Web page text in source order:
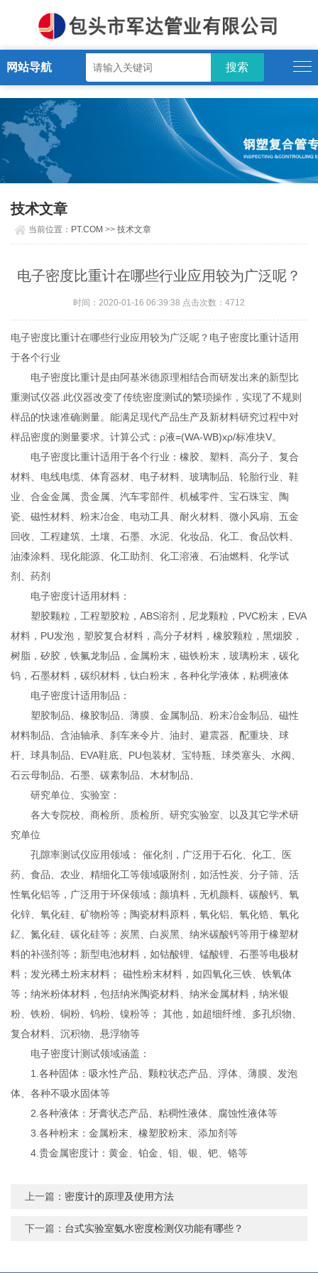
PT.COM
网站导航
技术文章
当前位置： PT.COM >>技术文章
电子密度比重计在哪些行业应用较为广泛呢？
时间：2020-01-16 06:39:38 点击次数：4712
电子密度比重计在哪些行业应用较为广泛呢？电子密度比重计适用
于各个行业
电子密度比重计是由阿基米德原理相结合而研发出来的新型比
重测试仪器.此仪器改变了传统密度测试的繁琐操作，实现了不规则
样品的快速准确测量。能满足现代产品生产及新材料研究过程中对
样品密度的测量要求。计算公式：ρ液=(WA-WB)xρ/标准块V。
电子密度比重计适用于各个行业：橡胶、塑料、高分子、复合
材料、电线电缆、体育器材、电子材料、玻璃制品、轮胎行业、鞋
业、合金金属、贵金属、汽车零部件、机械零件、宝石珠宝、陶
瓷、磁性材料、粉末冶金、电动工具、耐火材料、微小风扇、五金
回收、工程建筑、土壤、石墨、水泥、化妆品、化工、食品饮料、
油漆涂料、现化能源、化工助剂、化工溶液、石油燃料、化学试
剂、药剂
电子密度计适用材料：
塑胶颗粒，工程塑胶粒，ABS溶剂，尼龙颗粒，PVC粉末，EVA
材料，PU发泡，塑胶复合材料，高分子材料，橡胶颗粒，黑烟胶，
树脂，矽胶，铁氟龙制品，金属粉末，磁铁粉末，玻璃粉末，碳化
钨，石墨材料，碳织材料，钛白粉末，各种化学液体，粘稠液体
电子密度计适用制品：
塑胶制品、橡胶制品、薄膜、金属制品、粉末冶金制品、磁性
材料制品、含油轴承、刹车来令片、油封、避震器、配重块、球
杆、球具制品、EVA鞋底、PU包装材、宝特瓶、球类塞头、水阀、
石云母制品、石墨、碳素制品、木材制品、
研究单位、实验室：
各大专院校、商检所、质检所、研究实验室、以及其它学术研
究单位
孔隙率测试仪应用领域： 催化剂，广泛用于石化、化工、医
药、食品、农业、精细化工等领域吸附剂，如活性炭、分子筛、活
性氧化铝等，广泛用于环保领域；颜填料，无机颜料、碳酸钙、氧
化锌、氧化硅、矿物粉等；陶瓷材料原料，氧化铝、氧化锆、氧化
釔、氮化硅、碳化硅等；炭黑、白炭黑、纳米碳酸钙等用于橡塑材
料的补强剂等；新型电池材料，如钴酸锂、锰酸锂、石墨等电极材
料；发光稀土粉末材料； 磁性粉末材料，如四氧化三铁、铁氧体
等；纳米粉体材料，包括纳米陶瓷材料、纳米金属材料，纳米银
粉、铁粉、铜粉、钨粉、镍粉等； 其他，如超细纤维、多孔织物、
复合材料、沉积物、悬浮物等
电子密度计测试领域涵盖：
1.各种固体：吸水性产品、颗粒状态产品、浮体、薄膜、发泡
体、各种不吸水固体等
2.各种液体：牙膏状态产品、粘稠性液体、腐蚀性液体等
3.各种粉末：金属粉末、橡塑胶粉末、添加剂等
4.贵金属密度计：黄金、铂金、钼、银、钯、铬等
上一篇： 密度计的原理及使用方法
下一篇： 台式实验室氨水密度检测仪功能有哪些？